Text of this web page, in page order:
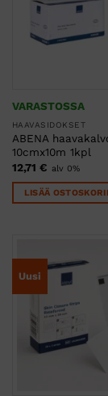
VARASTOSSA
HAAVASIDOKSET
ABENA
10cmx10m 1kpl
12,71 € alv 0%
LISÄÄ
Uusi